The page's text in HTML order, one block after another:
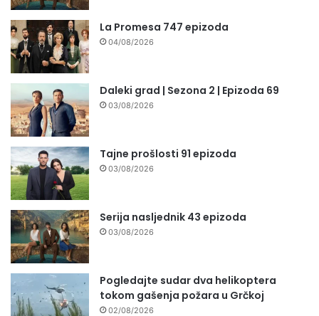
La Promesa 747 epizoda
04/08/2026
Daleki grad | Sezona 2 | Epizoda 69
03/08/2026
Tajne prošlosti 91 epizoda
03/08/2026
Serija nasljednik 43 epizoda
03/08/2026
Pogledajte sudar dva helikoptera
tokom gašenja požara u Grčkoj
02/08/2026